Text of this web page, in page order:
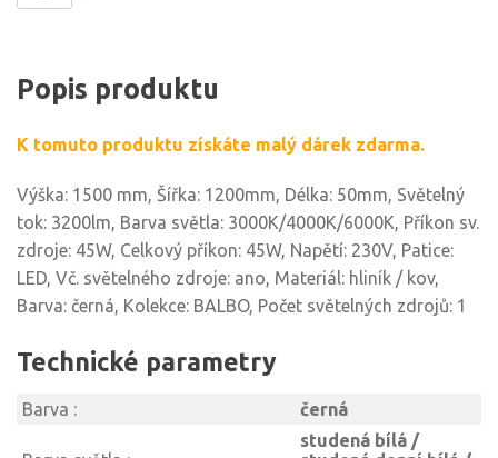
Popis produktu
K tomuto produktu získáte malý dárek zdarma.
Výška: 1500 mm, Šířka: 1200mm, Délka: 50mm, Světelný
tok: 3200lm, Barva světla: 3000K/4000K/6000K, Příkon sv.
zdroje: 45W, Celkový příkon: 45W, Napětí: 230V, Patice:
LED, Vč. světelného zdroje: ano, Materiál: hliník / kov,
Barva: černá, Kolekce: BALBO, Počet světelných zdrojů: 1
Technické parametry
Barva : černá
studená bílá /